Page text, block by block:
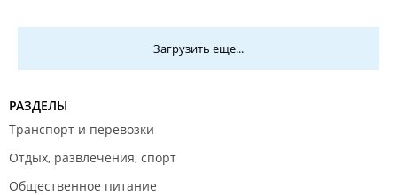
Загрузить еще...
РАЗДЕЛЫ
Транспорт и перевозки
Отдых, развлечения, спорт
Общественное питание